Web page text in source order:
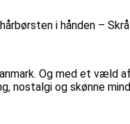
i hånden –
Og med et
nostalgi og skønne